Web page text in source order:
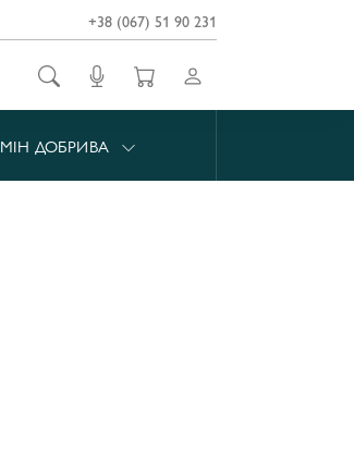
+38 (067) 51 90 231
МІН ДОБРИВА